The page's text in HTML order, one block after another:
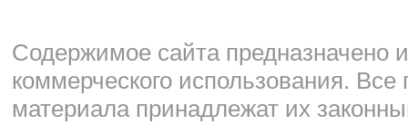
Cодержимое сайта предназначено
коммерческого использования.
материала принадлежат их